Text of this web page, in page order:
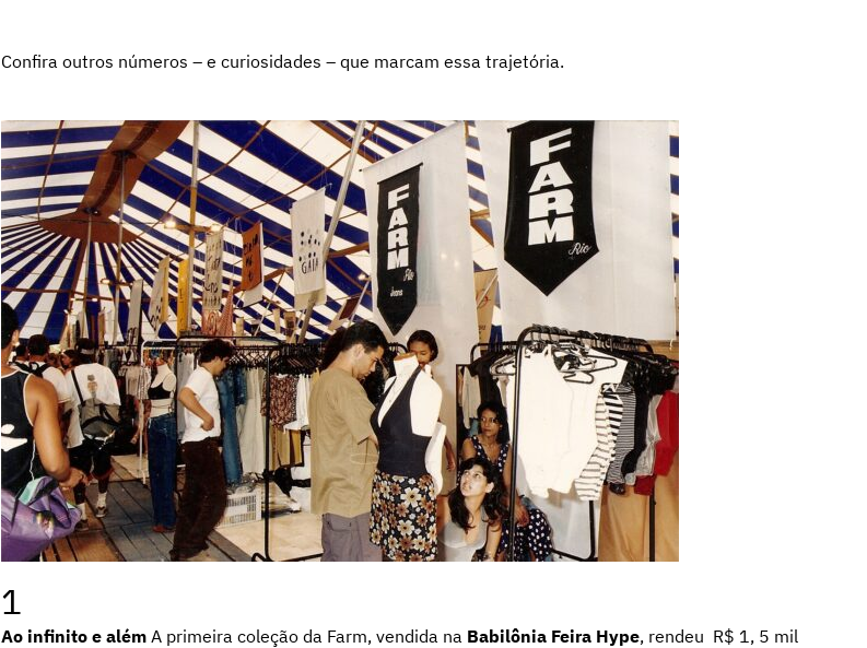
Confira outros números – e curiosidades – que marcam essa trajetória.
1
Ao infinito e além A primeira coleção da Farm, vendida na Babilônia Feira Hype, rendeu R$ 1, 5 mil